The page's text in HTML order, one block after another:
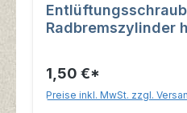
Radbremszylinder
1,50 €*
Preise inkl. MwSt. zzgl.